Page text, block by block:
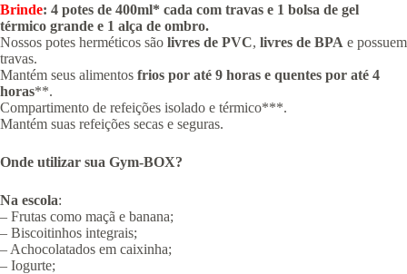
Brinde: 4 potes de 400ml* cada com travas e 1 bolsa de gel
térmico grande e 1 alça de ombro.
Nossos potes herméticos são livres de PVC, livres de BPA e possuem
travas.
Mantém seus alimentos frios por até 9 horas e quentes por até 4
horas**.
Compartimento de refeições isolado e térmico***.
Mantém suas refeições secas e seguras.
Onde utilizar sua Gym-BOX?
Na escola:
– Frutas como maçã e banana;
– Biscoitinhos integrais;
– Achocolatados em caixinha;
– Iogurte;